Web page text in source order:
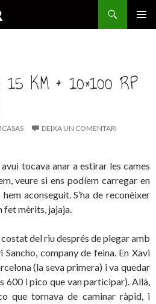
15 KM + 10×100 RP
DEIXA UN COMENTARI
avui tocava anar a estirar les cames
veure si ens podíem carregar en
aconseguit. S’ha de reconèixer
fet mèrits, jajaja.
del riu després de plegar amb
Sancho, company de feina. En Xavi
(la seva primera) i va quedar
600 i pico que van participar). Allà,
que tornava de caminar ràpid, i